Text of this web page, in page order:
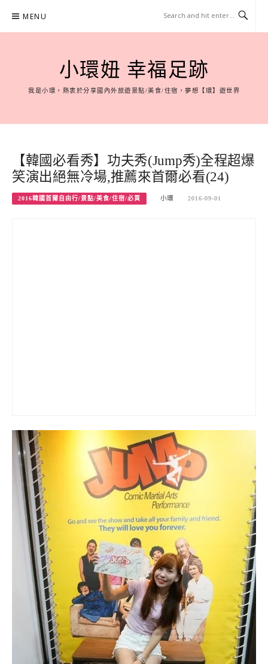
content
MENU
小環妞 幸福足跡
我是小環，熱衷於分享國內外旅遊景點/美食/住宿，夢想【環】遊世界
【韓國必看秀】功夫秀(Jump秀)全程超爆
笑演出絕無冷場,推薦來首爾必看(24)
2016韓國首爾自由行/景點/美食/住宿/必買 小環 2016-09-01